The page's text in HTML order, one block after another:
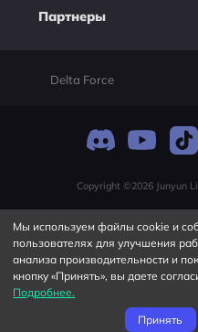
Партнеры
Delta Force
Copyright ©2026 Junyun
Мы используем файлы cookie и
пользователях для улучшения
анализа производительности и
кнопку «Принять», вы даете
Подробнее.
Принять